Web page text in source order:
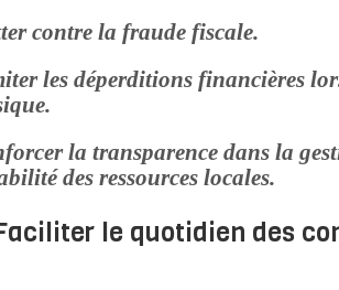
contre la fraude fiscale.
les déperditions financières
la transparence dans la
des ressources locales.
le quotidien des